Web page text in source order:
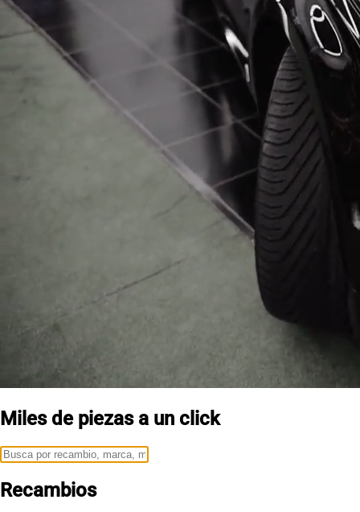
Miles de piezas a un click
Recambios